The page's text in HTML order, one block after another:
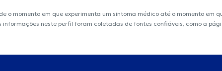
o momento em que experimenta um sintoma médico até o momento em
neste perfil foram coletadas de fontes confiáveis, como a